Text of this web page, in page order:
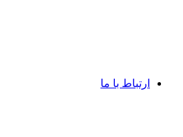
ارتباط با ما